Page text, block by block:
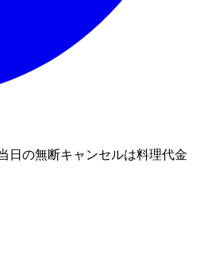
日の無断キャンセルは料理代金